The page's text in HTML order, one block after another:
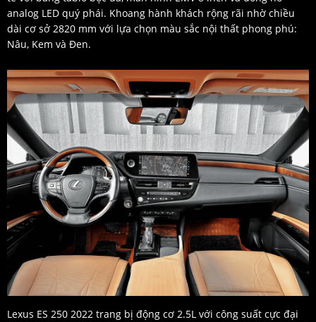
analog LED quý phái. Khoang hành khách rộng rãi nhờ chiều
dài cơ sở 2820 mm với lựa chọn màu sắc nội thất phong phú:
Nâu, Kem và Đen.
Lexus ES 250 2022 trang bị động cơ 2.5L với công suất cực đại